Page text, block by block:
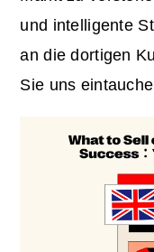
und intelligente
an die dortigen
Sie uns